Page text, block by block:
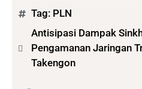
Tag: PLN
Antisipasi Dampak
Pengamanan Jaringan
Takengon
Bagikan: